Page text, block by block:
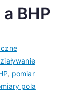
BHP
, pomiar
pola